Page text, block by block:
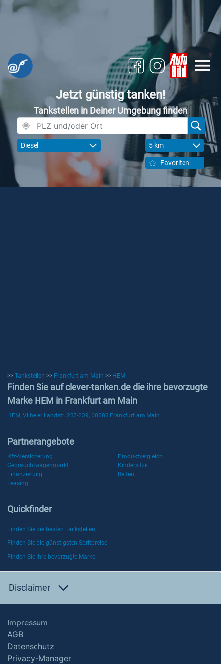
Jetzt günstig tanken!
Tankstellen in Deiner Umgebung finden
Diesel 5 km
Favoriten
>> Tankstellen >> Frankfurt am Main >> HEM
Finden Sie auf clever-tanken.de die ihre bevorzugte
Marke HEM in Frankfurt am Main
HEM, Vilbeler Landstr. 237-239, 60388 Frankfurt am Main
Partnerangebote
Kfz-Versicherung
Produktvergleich
Gebrauchtwagenmarkt
Kindersitze
Finanzierung
Reifen
Leasing
Quickfinder
Finden Sie die besten Tankstellen
Finden Sie die günstigsten Spritpreise
Finden Sie Ihre bevorzugte Marke
Disclaimer
Impressum
AGB
Datenschutz
Privacy-Manager